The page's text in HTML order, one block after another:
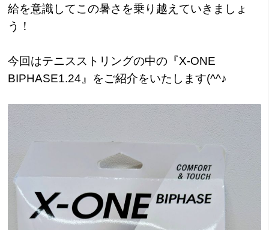
給を意識してこの暑さを乗り越えていきましょ
う！
今回はテニスストリングの中の 『X-ONE
BIPHASE1.24』をご紹介をいたします(^^♪